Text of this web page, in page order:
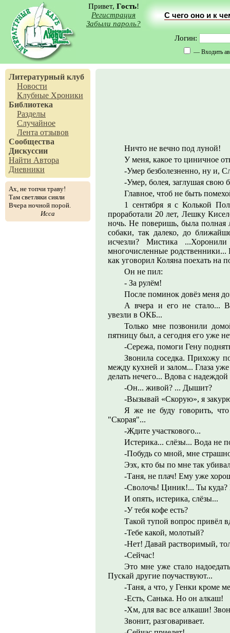
Привет, Гость!
Регистрация
Забыли пароль?
С чего оно и к
Логин:
— Входить
Литературный клуб
Новости
Клубные Хроники
Библиотека
Разделы
Случайное
Лента отзывов
Сообщества
Дискуссии
Найти Автора
Дневники
Ах, не топчи траву!
Там светляки сияли
Вчера ночной порой.
Исса
Ничто не вечно под луной!
У меня, какое то циничное
-Умер безболезненно, ну и,
-Умер, болея, заглушая свою
Главное, чтоб не быть
1 сентября я с Колькой
проработали 20 лет, Лешку
ночь. Не поверишь, была полная
собаки, так далеко, до
исчезли? Мистика
многочисленные
как уговорил Коляна поехать на
Он не пил:
- За рулём!
После поминок довёз меня
А вчера и его не стало... В
увезли в ОКБ...
Только мне позвонили
пятницу был, а сегодня его уже
-Сережа, помоги Гену
Звонила соседка. Прихожу
между кухней и залом... Глаза
делать нечего... Вдова с
-Он... живой? ... Дышит?
-Вызывай «Скорую», я
Я же не буду говорить,
"Скорая"...
-Ждите участкового...
Истерика... слёзы... Вода не
-Побудь со мной, мне
Ээх, кто бы по мне так
-Таня, не плач! Ему уже
-Сволочь! Циник!... Ты
И опять, истерика, слёзы...
-У тебя кофе есть?
Такой тупой вопрос привёл
-Тебе какой, молотый?
-Нет! Давай растворимый,
-Сейчас!
Это мне уже стало
Пускай другие поучаствуют...
-Таня, а что, у Генки кроме
-Есть, Санька. Но он алкаш!
-Хм, для вас все алкаши!
Звонит, разговаривает.